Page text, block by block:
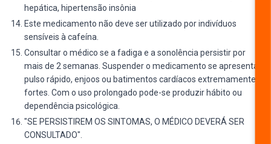
hepática, hipertensão insônia
Este medicamento não deve ser utilizado por indivíduos
sensíveis à cafeína.
Consultar o médico se a fadiga e a sonolência persistir por
mais de 2 semanas. Suspender o medicamento se apresentar
pulso rápido, enjoos ou batimentos cardíacos extremamente
fortes. Com o uso prolongado pode-se produzir hábito ou
dependência psicológica.
"SE PERSISTIREM OS SINTOMAS, O MÉDICO DEVERÁ SER
CONSULTADO".